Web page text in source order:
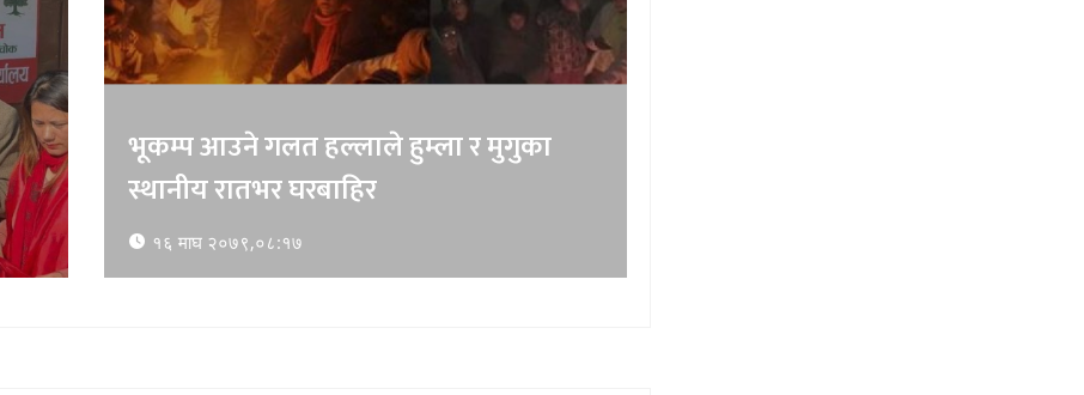
भूकम्प आउने गलत हल्लाले हुम्ला र मुगुका
स्थानीय रातभर घरबाहिर
१६ माघ २०७९,०८:१७